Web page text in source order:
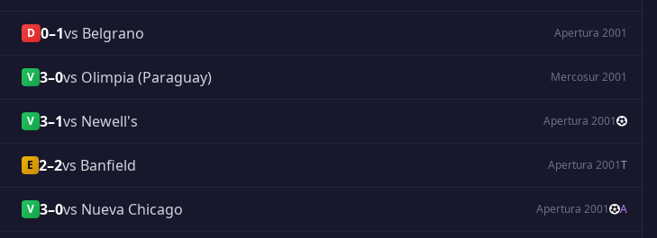
D 0–1vs Belgrano Apertura 2001
V 3–0vs Olimpia (Paraguay) Mercosur 2001
V 3–1vs Newell's Apertura 2001
E 2–2vs Banfield Apertura 2001T
V 3–0vs Nueva Chicago Apertura 2001 A